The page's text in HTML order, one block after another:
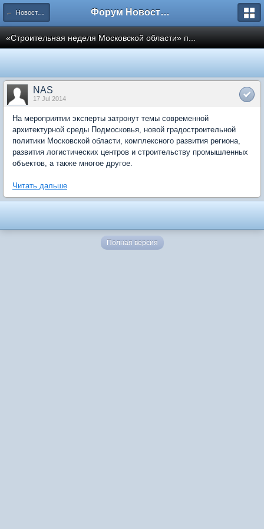
← Новости рынка недвижимости Форум Новостройки
«Строительная неделя Московской области» п...
NAS
17 Jul 2014
На мероприятии эксперты затронут темы современной
архитектурной среды Подмосковья, новой градостроительной
политики Московской области, комплексного развития региона,
развития логистических центров и строительству промышленных
объектов, а также многое другое.
Читать дальше
Полная версия